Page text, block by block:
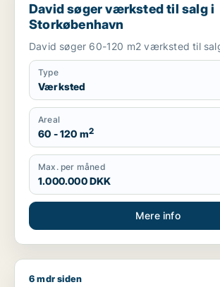
David søger værksted til salg i
Storkøbenhavn
David søger 60-120 m2 værksted til
Type
Værksted
Areal
60 - 120 m2
Max. per måned
1.000.000 DKK
Mere info
Marcus søger kontor, lager, værksted,
6 mdr siden